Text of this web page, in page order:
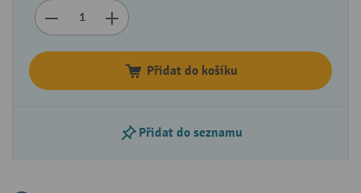
Přidat do košíku
Přidat do seznamu